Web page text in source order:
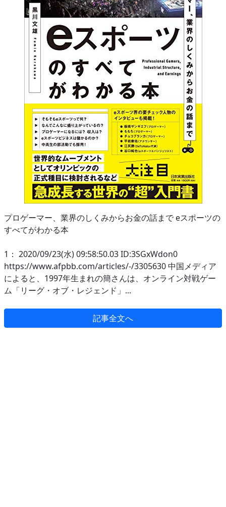
プロゲーマー、業界のしくみからお金の話まで eスポーツの
すべてがわかる本
1： 2020/09/23(水) 09:58:50.03 ID:3SGxWdon0
https://www.afpbb.com/articles/-/3305630 中国メディア
によると、1997年生まれの簡さんは、オンライン対戦ゲー
ム「リーグ・オブ・レジェンド」...
記事全文へ